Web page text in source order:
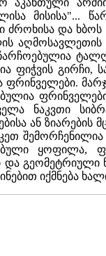
აკანთული
მისისა"...
და
გირჩი,
ფრინველები.
ნაკვთი
ან
ყოფილა,
და
იქმნება